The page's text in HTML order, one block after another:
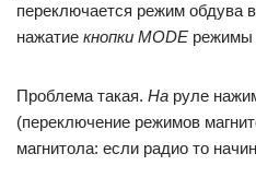
переключается режим обдува
нажатие кнопки MODE режимы
Проблема такая. На руле
(переключение режимов
магнитола: если радио то